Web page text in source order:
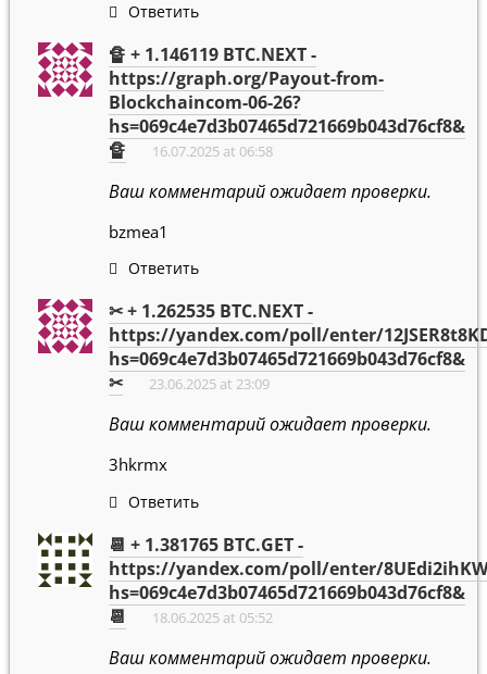
Ответить
🔏 + 1.146119 BTC.NEXT -
https://graph.org/Payout-from-
Blockchaincom-06-26?
hs=069c4e7d3b07465d721669b043d76cf8&
🔏
16.07.2025 at 06:58
Ваш комментарий ожидает проверки.
bzmea1
Ответить
✂ + 1.262535 BTC.NEXT -
https://yandex.com/poll/enter/
hs=069c4e7d3b07465d721669b043d76cf8&
✂
23.06.2025 at 23:09
Ваш комментарий ожидает проверки.
3hkrmx
Ответить
📆 + 1.381765 BTC.GET -
https://yandex.com/poll/enter/
hs=069c4e7d3b07465d721669b043d76cf8&
📆
18.06.2025 at 05:52
Ваш комментарий ожидает проверки.